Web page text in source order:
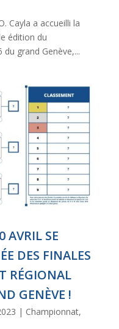
Cayla a accueilli la
édition du
grand Genève,...
AVRIL SE
DES FINALES
RÉGIONAL
GENÈVE !
| Championnat,